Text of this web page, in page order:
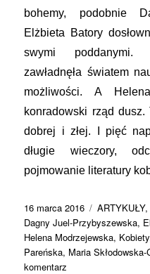
bohemy, podobnie
Elżbieta Batory
swymi poddanymi.
zawładnęła światem
możliwości. A
konradowski rząd
dobrej i złej. I pięć
długie wieczory,
pojmowanie literatury
Data
publikacji
16 marca 2016 Kategorie
ARTYKUŁY,
Dagny Juel-Przybyszewska,
Helena Modrzejewska, Kobiety
Pareńska, Maria Skłodowska-
komentarz